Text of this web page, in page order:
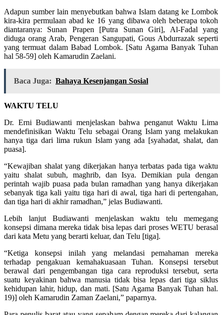
Adapun sumber lain menyebutkan bahwa Islam datang ke Lombok
kira-kira permulaan abad ke 16 yang dibawa oleh beberapa tokoh
diantaranya: Sunan Prapen [Putra Sunan Giri], Al-Fadal yang
diduga orang Arab, Pengeran Sangupati, Gous Abdurrazak seperti
yang termuat dalam Babad Lombok. [Satu Agama Banyak Tuhan
hal 58-59] oleh Kamarudin Zaelani.
Baca Juga: Bahaya Kesenjangan Sosial
WAKTU TELU
Dr. Erni Budiawanti menjelaskan bahwa penganut Waktu Lima
mendefinisikan Waktu Telu sebagai Orang Islam yang melakukan
hanya tiga dari lima rukun Islam yang ada [syahadat, shalat, dan
puasa].
“Kewajiban shalat yang dikerjakan hanya terbatas pada tiga waktu
yaitu shalat subuh, maghrib, dan Isya. Demikian pula dengan
perintah wajib puasa pada bulan ramadhan yang hanya dikerjakan
sebanyak tiga kali yaitu tiga hari di awal, tiga hari di pertengahan,
dan tiga hari di akhir ramadhan,” jelas Budiawanti.
Lebih lanjut Budiawanti menjelaskan waktu telu memegang
konsepsi dimana mereka tidak bisa lepas dari proses WETU berasal
dari kata Metu yang berarti keluar, dan Telu [tiga].
“Ketiga konsepsi inilah yang melandasi pemahaman mereka
terhadap pengakuan kemahakuasaan Tuhan. Konsepsi tersebut
berawal dari pengembangan tiga cara reproduksi tersebut, serta
suatu keyakinan bahwa manusia tidak bisa lepas dari tiga siklus
kehidupan lahir, hidup, dan mati. [Satu Agama Banyak Tuhan hal.
19)] oleh Kamarudin Zaman Zaelani,” paparnya.